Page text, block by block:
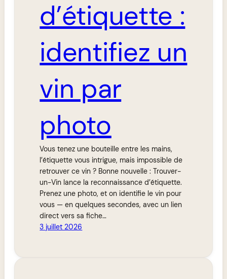
d’étiquette :
identifiez un
vin par
photo
Vous tenez une bouteille entre les mains,
l’étiquette vous intrigue, mais impossible de
retrouver ce vin ? Bonne nouvelle : Trouver-
un-Vin lance la reconnaissance d’étiquette.
Prenez une photo, et on identifie le vin pour
vous — en quelques secondes, avec un lien
direct vers sa fiche…
3 juillet 2026